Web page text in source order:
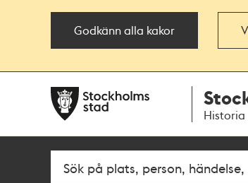
Godkänn alla kakor
navigationen
huvudinnehållet
Historia
Fritextsök